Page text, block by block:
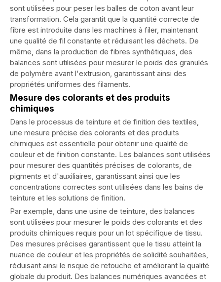
sont utilisées pour peser les balles de coton avant leur
transformation. Cela garantit que la quantité correcte de
fibre est introduite dans les machines à filer, maintenant
une qualité de fil constante et réduisant les déchets. De
même, dans la production de fibres synthétiques, des
balances sont utilisées pour mesurer le poids des granulés
de polymère avant l'extrusion, garantissant ainsi des
propriétés uniformes des filaments.
Mesure des colorants et des produits
chimiques
Dans le processus de teinture et de finition des textiles,
une mesure précise des colorants et des produits
chimiques est essentielle pour obtenir une qualité de
couleur et de finition constante. Les balances sont utilisées
pour mesurer des quantités précises de colorants, de
pigments et d'auxiliaires, garantissant ainsi que les
concentrations correctes sont utilisées dans les bains de
teinture et les solutions de finition.
Par exemple, dans une usine de teinture, des balances
sont utilisées pour mesurer le poids des colorants et des
produits chimiques requis pour un lot spécifique de tissu.
Des mesures précises garantissent que le tissu atteint la
nuance de couleur et les propriétés de solidité souhaitées,
réduisant ainsi le risque de retouche et améliorant la qualité
globale du produit. Des balances numériques avancées et